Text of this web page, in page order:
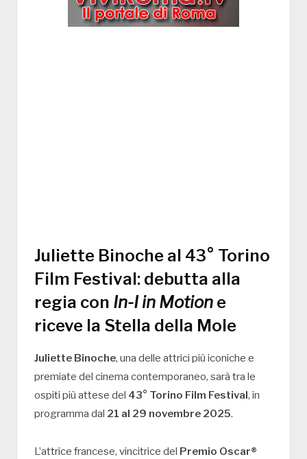
Juliette Binoche al 43° Torino
Film Festival: debutta alla
regia con In-I in Motion e
riceve la Stella della Mole
Juliette Binoche, una delle attrici più iconiche e
premiate del cinema contemporaneo, sarà tra le
ospiti più attese del 43° Torino Film Festival, in
programma dal 21 al 29 novembre 2025.
L’attrice francese, vincitrice del Premio Oscar®